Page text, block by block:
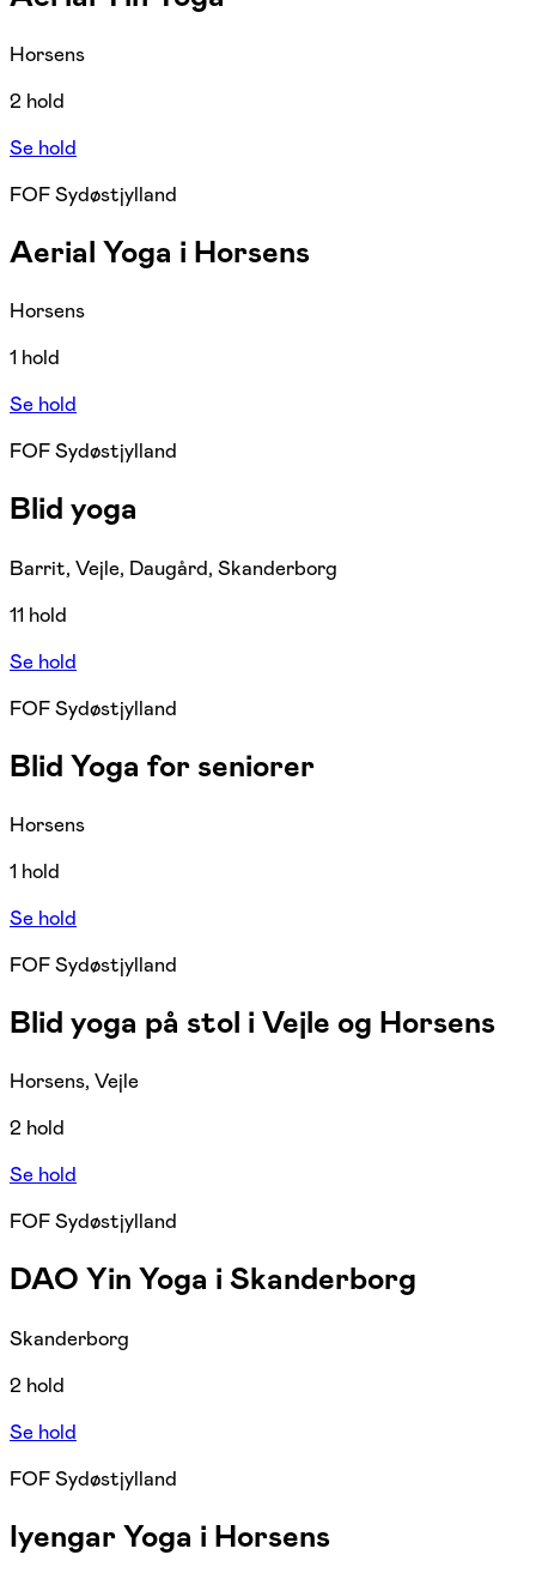
Horsens
2 hold
Se hold
FOF Sydøstjylland
Aerial Yoga i Horsens
Horsens
1 hold
Se hold
FOF Sydøstjylland
Blid yoga
Barrit, Vejle, Daugård, Skanderborg
11 hold
Se hold
FOF Sydøstjylland
Blid Yoga for seniorer
Horsens
1 hold
Se hold
FOF Sydøstjylland
Blid yoga på stol i Vejle og Horsens
Horsens, Vejle
2 hold
Se hold
FOF Sydøstjylland
DAO Yin Yoga i Skanderborg
Skanderborg
2 hold
Se hold
FOF Sydøstjylland
Iyengar Yoga i Horsens